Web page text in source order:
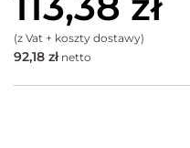
(z Vat + koszty dostawy)
92,18 złnetto